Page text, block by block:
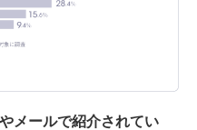
メールで紹介されてい